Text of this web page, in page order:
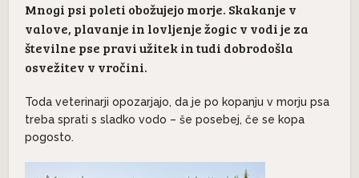
Mnogi psi poleti obožujejo morje. Skakanje v
valove, plavanje in lovljenje žogic v vodi je za
številne pse pravi užitek in tudi dobrodošla
osvežitev v vročini.
Toda veterinarji opozarjajo, da je po kopanju v morju psa
treba sprati s sladko vodo – še posebej, če se kopa
pogosto.